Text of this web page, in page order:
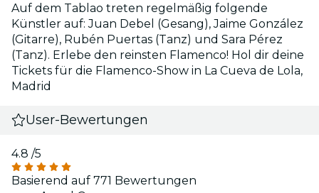
Auf dem Tablao treten regelmäßig folgende
Künstler auf: Juan Debel (Gesang), Jaime González
(Gitarre), Rubén Puertas (Tanz) und Sara Pérez
(Tanz). Erlebe den reinsten Flamenco! Hol dir deine
Tickets für die Flamenco-Show in La Cueva de Lola,
Madrid
User-Bewertungen
4.8 /5
Basierend auf 771 Bewertungen